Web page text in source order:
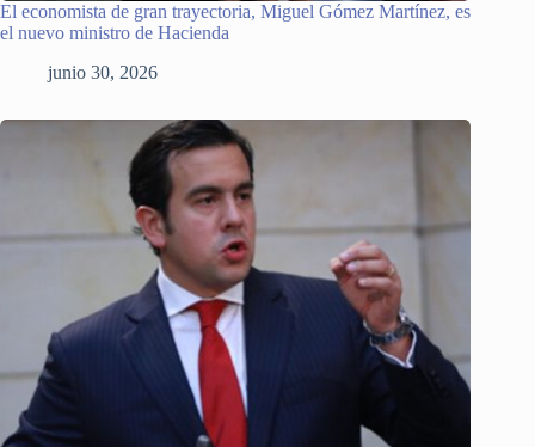
El economista de gran trayectoria, Miguel Gómez Martínez, es
el nuevo ministro de Hacienda
junio 30, 2026